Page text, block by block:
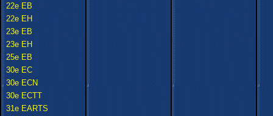
22e EB
22e EH
23e EB
23e EH
25e EB
30e EC
30e ECN
30e ECTT
31e EARTS